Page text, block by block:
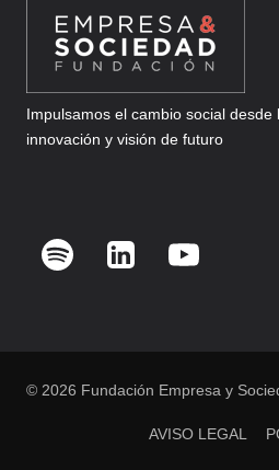
Impulsamos el cambio social desde
innovación y visión de futuro
© 2026 Fundación Empresa y
AVISO LEGAL